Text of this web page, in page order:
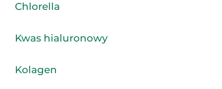
Chlorella
Kwas hialuronowy
Kolagen